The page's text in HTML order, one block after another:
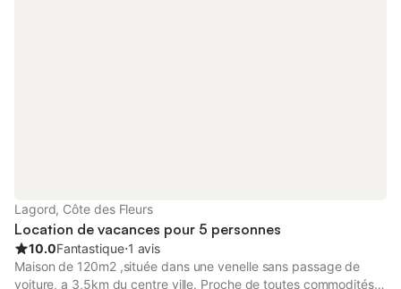
Lagord, Côte des Fleurs
Location de vacances pour 5 personnes
10.0Fantastique⋅1 avis
Maison de 120m2 ,située dans une venelle sans passage de
voiture, a 3,5km du centre ville. Proche de toutes commodités.